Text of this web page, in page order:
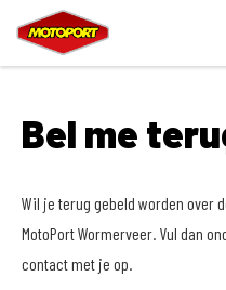
Bel me
Wil je terug gebeld worden over de
MotoPort Wormerveer. Vul dan
contact met je op.